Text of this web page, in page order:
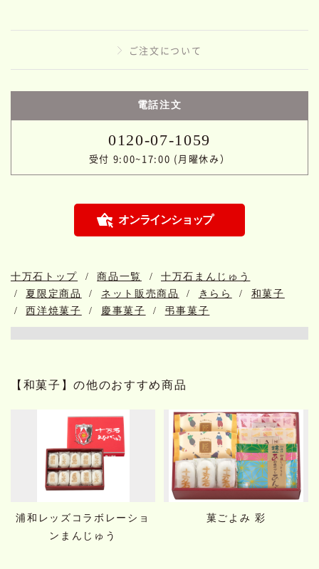
ご注文について
電話注文
0120-07-1059
受付 9:00~17:00 (月曜休み）
オンラインショップ
十万石トップ 商品一覧
十万石まんじゅう
夏限定商品
ネット販売商品 きらら
和菓子
西洋焼菓子
慶事菓子 弔事菓子
【和菓子】の他のおすすめ商品
浦和レッズコラボレーショ
ンまんじゅう
菓ごよみ 彩